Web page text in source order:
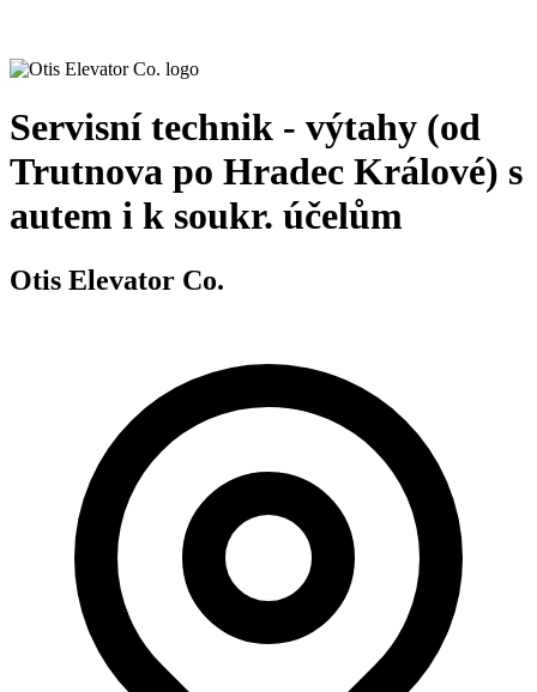
Servisní technik - výtahy (od
Trutnova po Hradec Králové) s
autem i k soukr. účelům
Otis Elevator Co.